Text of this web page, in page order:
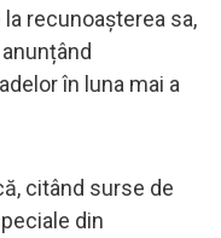
recunoașterea sa,
în luna mai a
citând surse de
din